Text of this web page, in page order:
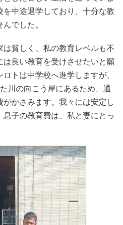
中途退学しており、十分な教
でした。
貧しく、私の教育レベルも不
良い教育を受けさせたいと願
トは中学校へ進学しますが、
川の向こう岸にあるため、通
かさみます。我々には安定し
子の教育費は、私と妻にとっ